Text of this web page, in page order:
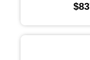
$